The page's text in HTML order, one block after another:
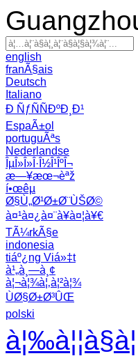
english
franÃ§ais
Deutsch
Italiano
Ð ÑƒÑÑÐºÐ¸Ð¹
EspaÃ±ol
portuguÃªs
Nederlandse
ÎµÎ»Î»Î·Î½Î¹ÎºÎ¬
æ—¥æœ¬èªž
í•œêµ­
Ø§Ù„Ø¹Ø±Ø¨ÙŠØ©
à¤¹à¤¿à¤¨à¥à¤¦à¥€
TÃ¼rkÃ§e
indonesia
tiáº¿ng Viá»‡t
à¹„à¸—à¸¢
à¦¬à¦¾à¦‚à¦²à¦¾
ÙØ§Ø±Ø³ÛŒ
polski